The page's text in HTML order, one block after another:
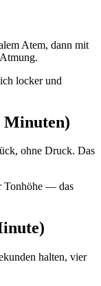
Atem, dann mit
locker und
Minuten)
ohne Druck. Das
Tonhöhe — das
halten, vier